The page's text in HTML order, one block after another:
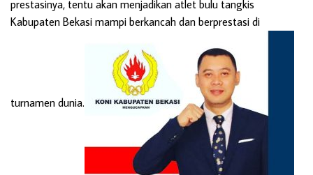
prestasinya, tentu akan menjadikan atlet bulu tangkis
Kabupaten Bekasi mampi berkancah dan berprestasi di
turnamen dunia.